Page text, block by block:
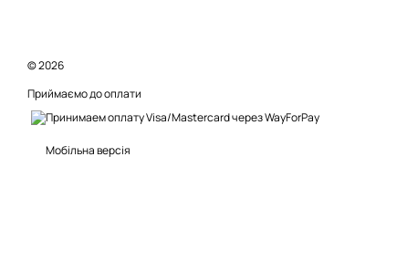
© 2026
Приймаємо до оплати
Мобільна версія